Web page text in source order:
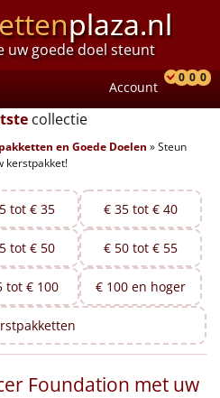
plaza.nl
uw goede doel steunt
Account
0 0 0
collectie
en Goede Doelen »Steun
kerstpakket!
tot € 35 € 35 tot € 40
tot € 50 € 50 tot € 55
tot € 100 € 100 en hoger
Foundation met uw